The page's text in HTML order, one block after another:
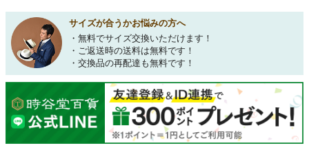
サイズが合うかお悩みの方へ
・無料でサイズ交換いただけます！
・ご返送時の送料は無料です！
・交換品の再配達も無料です！